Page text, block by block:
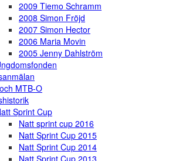
2009 Tiemo Schramm
2008 Simon Fröjd
2007 Simon Hector
2006 Maria Movin
2005 Jenny Dahlström
MTB-O
Sprint Cup
Natt sprint cup 2016
Natt Sprint Cup 2015
Natt Sprint Cup 2014
Natt Sprint Cup 2013